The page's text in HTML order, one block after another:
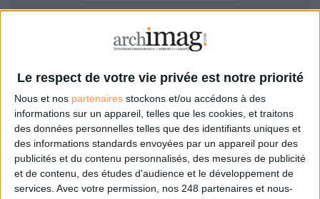
Le respect de votre vie privée est notre priorité
Nous et nos partenaires stockons et/ou accédons à des
informations sur un appareil, telles que les cookies, et traitons
des données personnelles telles que des identifiants uniques et
des informations standards envoyées par un appareil pour des
publicités et du contenu personnalisés, des mesures de publicité
et de contenu, des études d'audience et le développement de
services. Avec votre permission, nos 248 partenaires et nous-
LES LIVRES BLANCS
LES SUPPLÉMENTS
NOS OFFRES D'ABONNEMENTS
Filtre anti-spam
Mot de passe oublié ?
Pas encore de compte?